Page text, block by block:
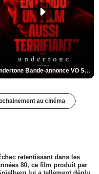
Undertone Bande-annonce VO STFR
au cinéma
retentissant dans les
80, ce film produit par